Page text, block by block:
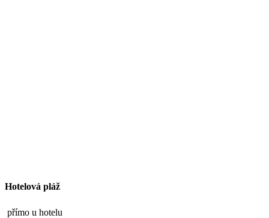
Hotelová pláž
přímo u hotelu